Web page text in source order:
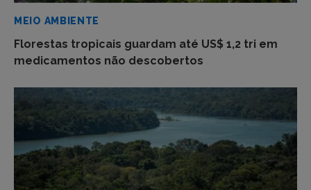
MEIO AMBIENTE
Florestas tropicais guardam até US$ 1,2 tri em
medicamentos não descobertos